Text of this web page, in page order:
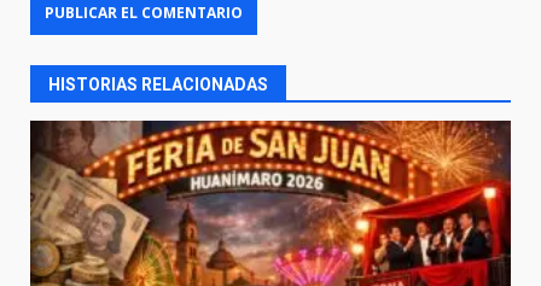
HISTORIAS RELACIONADAS